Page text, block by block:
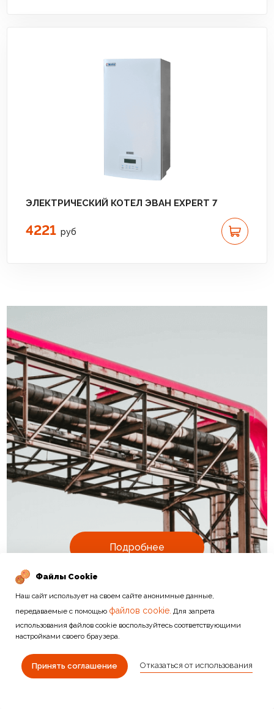
Подробнее
ЭЛЕКТРИЧЕСКИЙ КОТЕЛ ЭВАН EXPERT 7
4221 руб
ДРУГИЕ КАТЕГОРИИ
Файлы Cookie
Наш сайт использует на своем сайте анонимные данные,
передаваемые с помощью файлов cookie. Для запрета
использования файлов cookie воспользуйтесь соответствующими
настройками своего браузера.
Отказаться от использования
Принять соглашение